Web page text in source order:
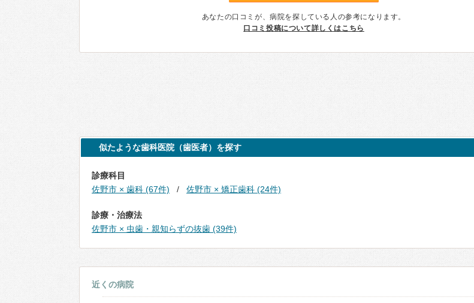
あなたの口コミが、病院を探している人の参考になります。
口コミ投稿について詳しくはこちら
似たような歯科医院（歯医者）を探す
診療科目
佐野市 × 歯科 (67件)
佐野市 × 矯正歯科 (24件)
診療・治療法
佐野市 × 虫歯・親知らずの抜歯 (39件)
近くの病院